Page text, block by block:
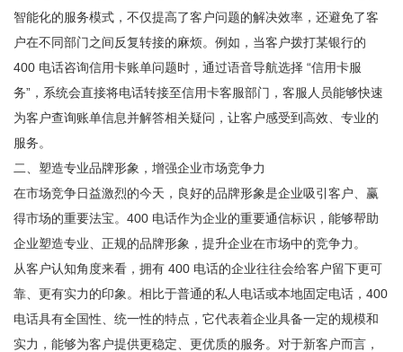
智能化的服务模式，不仅提高了客户问题的解决效率，还避免了客
户在不同部门之间反复转接的麻烦。例如，当客户拨打某银行的
400 电话咨询信用卡账单问题时，通过语音导航选择 “信用卡服
务”，系统会直接将电话转接至信用卡客服部门，客服人员能够快速
为客户查询账单信息并解答相关疑问，让客户感受到高效、专业的
服务。
二、塑造专业品牌形象，增强企业市场竞争力
在市场竞争日益激烈的今天，良好的品牌形象是企业吸引客户、赢
得市场的重要法宝。400 电话作为企业的重要通信标识，能够帮助
企业塑造专业、正规的品牌形象，提升企业在市场中的竞争力。
从客户认知角度来看，拥有 400 电话的企业往往会给客户留下更可
靠、更有实力的印象。相比于普通的私人电话或本地固定电话，400
电话具有全国性、统一性的特点，它代表着企业具备一定的规模和
实力，能够为客户提供更稳定、更优质的服务。对于新客户而言，